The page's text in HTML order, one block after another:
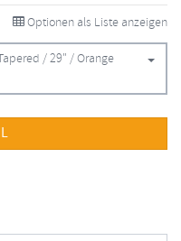
Optionen als Liste anzeigen
/ 29" / Orange